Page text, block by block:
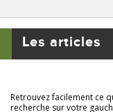
Les articles
Retrouvez facilement ce
recherche sur votre